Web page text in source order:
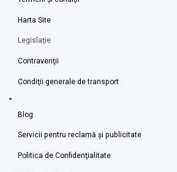
Harta Site
Legislaţie
Contravenţii
Condiţii generale de transport
Blog
Servicii pentru reclamă și publicitate
Politica de Confidenţialitate